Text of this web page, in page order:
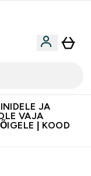
JA
VAJA
| KOOD